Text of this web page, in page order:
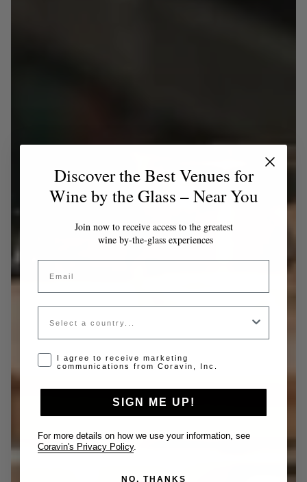
Discover the Best Venues for
Wine by the Glass – Near You
Join now to receive access to the greatest
wine by-the-glass experiences
Email
Country
Opt-in disclaimer
I agree to receive marketing
communications from Coravin, Inc.
SIGN ME UP!
For more details on how we use your information, see
Coravin's Privacy Policy
NO, THANKS